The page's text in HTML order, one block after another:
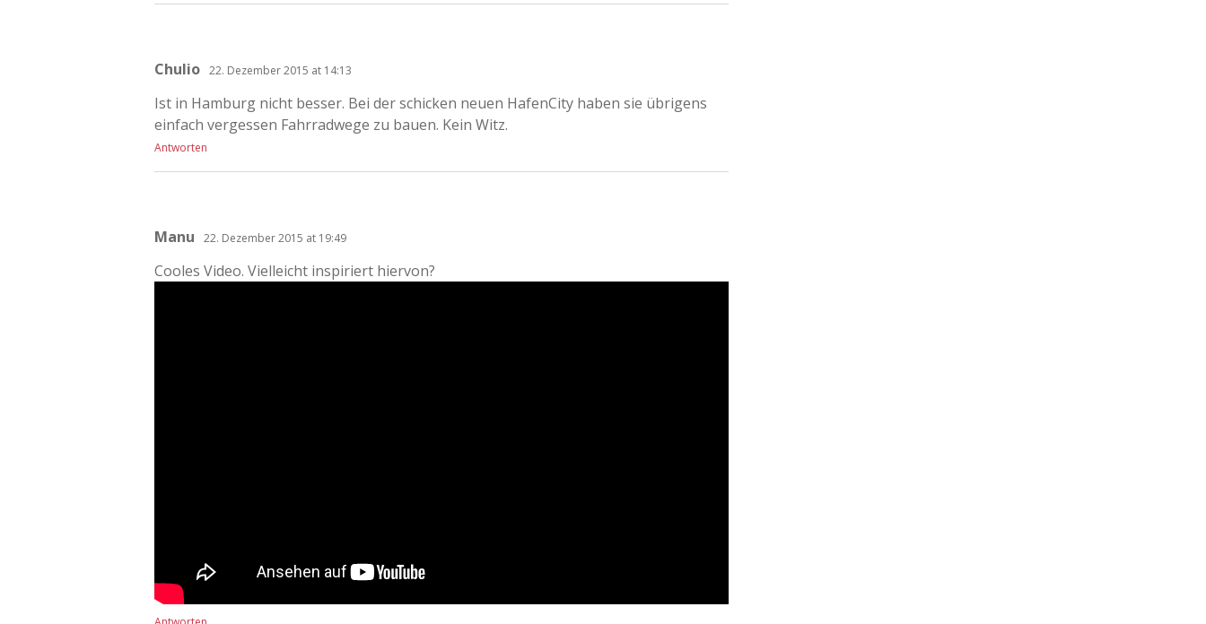
Chulio 22. Dezember 2015 at 14:13
Ist in Hamburg nicht besser. Bei der schicken neuen HafenCity haben sie übrigens
einfach vergessen Fahrradwege zu bauen. Kein Witz.
Antworten
Manu 22. Dezember 2015 at 19:49
Cooles Video. Vielleicht inspiriert hiervon?